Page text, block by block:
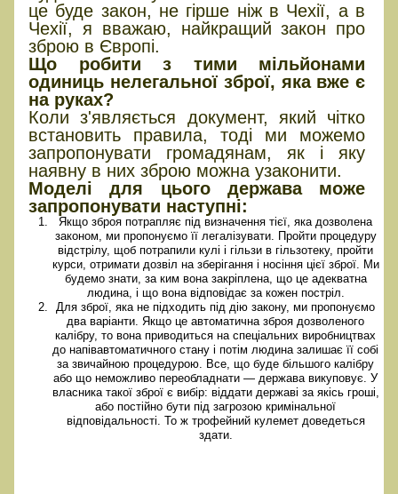
це буде закон, не гірше ніж в Чехії, а в
Чехії, я вважаю, найкращий закон про
зброю в Європі.
Що робити з тими мільйонами
одиниць нелегальної зброї, яка вже є
на руках?
Коли з'являється документ, який чітко
встановить правила, тоді ми можемо
запропонувати громадянам, як і яку
наявну в них зброю можна узаконити.
Моделі для цього держава може
запропонувати наступні:
Якщо зброя потрапляє під визначення тієї, яка дозволена
законом, ми пропонуємо її легалізувати. Пройти процедуру
відстрілу, щоб потрапили кулі і гільзи в гільзотеку, пройти
курси, отримати дозвіл на зберігання і носіння цієї зброї. Ми
будемо знати, за ким вона закріплена, що це адекватна
людина, і що вона відповідає за кожен постріл.
Для зброї, яка не підходить під дію закону, ми пропонуємо
два варіанти. Якщо це автоматична зброя дозволеного
калібру, то вона приводиться на спеціальних виробництвах
до напівавтоматичного стану і потім людина залишає її собі
за звичайною процедурою. Все, що буде більшого калібру
або що неможливо переобладнати — держава викуповує. У
власника такої зброї є вибір: віддати державі за якісь гроші,
або постійно бути під загрозою кримінальної
відповідальності. То ж трофейний кулемет доведеться
здати.